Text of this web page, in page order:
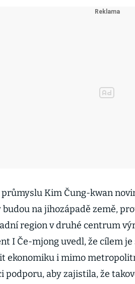
Kim Čung-kwan
na jihozápadě země,
region v druhé centrum
I Če-mjong uvedl, že cílem
ekonomiku i mimo
podporu, aby zajistila, že